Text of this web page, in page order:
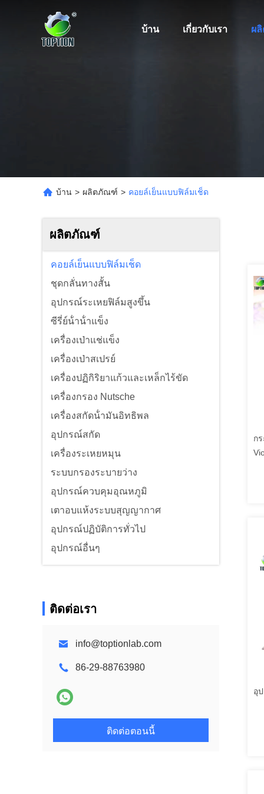
บ้าน เกี่ยวกับเรา ผ
บ้าน > ผลิตภัณฑ์ > คอยล์เย็นแบบฟิล์มเช็ด
ผลิตภัณฑ์
คอยล์เย็นแบบฟิล์มเช็ด
ชุดกลั่นทางสั้น
อุปกรณ์ระเหยฟิล์มสูงขึ้น
ซีรี่ย์น้ําน้ําแข็ง
เครื่องเป่าแช่แข็ง
เครื่องเป่าสเปรย์
เครื่องปฏิกิริยาแก้วและเหล็กไร้ขัด
เครื่องกรอง Nutsche
เครื่องสกัดน้ํามันอิทธิพล
อุปกรณ์สกัด
เครื่องระเหยหมุน
ระบบกรองระบายว่าง
อุปกรณ์ควบคุมอุณหภูมิ
เตาอบแห้งระบบสุญญากาศ
อุปกรณ์ปฏิบัติการทั่วไป
อุปกรณ์อื่นๆ
ติดต่อเรา
info@toptionlab.com
86-29-88763980
ติดต่อตอนนี้
ก
อุ